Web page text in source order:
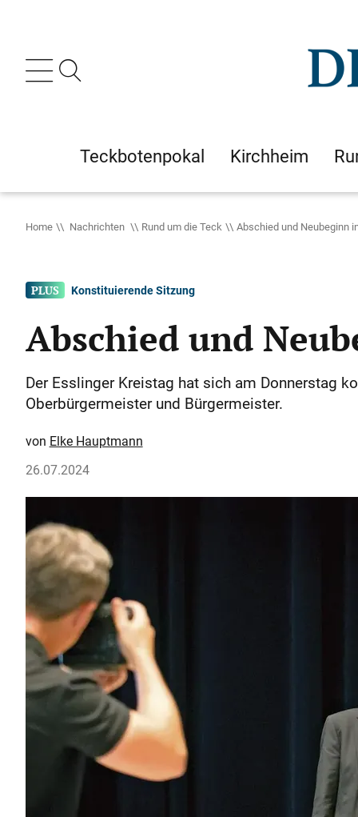
Teckbotenpokal Kirchheim
Home Nachrichten Rund um die Teck Abschied und Neubeginn
Konstituierende Sitzung
Abschied und
Der Esslinger Kreistag hat sich am Donnerstag
Oberbürgermeister und Bürgermeister.
Elke Hauptmann
26.07.2024